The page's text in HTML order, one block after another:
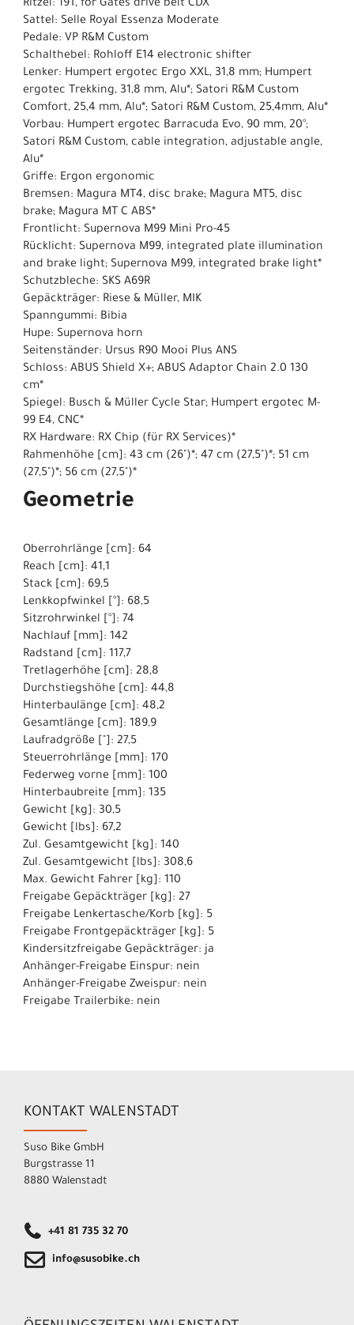
Ritzel: 19T, for Gates drive belt CDX
Sattel: Selle Royal Essenza Moderate
Pedale: VP R&M Custom
Schalthebel: Rohloff E14 electronic shifter
Lenker: Humpert ergotec Ergo XXL, 31,8 mm; Humpert
ergotec Trekking, 31,8 mm, Alu*; Satori R&M Custom
Comfort, 25,4 mm, Alu*; Satori R&M Custom, 25,4mm, Alu*
Vorbau: Humpert ergotec Barracuda Evo, 90 mm, 20°;
Satori R&M Custom, cable integration, adjustable angle,
Alu*
Griffe: Ergon ergonomic
Bremsen: Magura MT4, disc brake; Magura MT5, disc
brake; Magura MT C ABS*
Frontlicht: Supernova M99 Mini Pro-45
Rücklicht: Supernova M99, integrated plate illumination
and brake light; Supernova M99, integrated brake light*
Schutzbleche: SKS A69R
Gepäckträger: Riese & Müller, MIK
Spanngummi: Bibia
Hupe: Supernova horn
Seitenständer: Ursus R90 Mooi Plus ANS
Schloss: ABUS Shield X+; ABUS Adaptor Chain 2.0 130
cm*
Spiegel: Busch & Müller Cycle Star; Humpert ergotec M-
99 E4, CNC*
RX Hardware: RX Chip (für RX Services)*
Rahmenhöhe [cm]: 43 cm (26")*; 47 cm (27,5")*; 51 cm
(27,5")*; 56 cm (27,5")*
Geometrie
Oberrohrlänge [cm]: 64
Reach [cm]: 41,1
Stack [cm]: 69,5
Lenkkopfwinkel [°]: 68,5
Sitzrohrwinkel [°]: 74
Nachlauf [mm]: 142
Radstand [cm]: 117,7
Tretlagerhöhe [cm]: 28,8
Durchstiegshöhe [cm]: 44,8
Hinterbaulänge [cm]: 48,2
Gesamtlänge [cm]: 189,9
Laufradgröße ["]: 27,5
Steuerrohrlänge [mm]: 170
Federweg vorne [mm]: 100
Hinterbaubreite [mm]: 135
Gewicht [kg]: 30,5
Gewicht [lbs]: 67,2
Zul. Gesamtgewicht [kg]: 140
Zul. Gesamtgewicht [lbs]: 308,6
Max. Gewicht Fahrer [kg]: 110
Freigabe Gepäckträger [kg]: 27
Freigabe Lenkertasche/Korb [kg]: 5
Freigabe Frontgepäckträger [kg]: 5
Kindersitzfreigabe Gepäckträger: ja
Anhänger-Freigabe Einspur: nein
Anhänger-Freigabe Zweispur: nein
Freigabe Trailerbike: nein
KONTAKT WALENSTADT
Suso Bike GmbH
Burgstrasse 11
8880 Walenstadt
+41 81 735 32 70
info@susobike.ch